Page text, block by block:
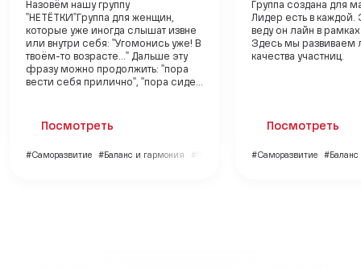
Назовём нашу группу
"НЕТЁТКИ"Группа для женщин,
которые уже иногда слышат извне
или внутри себя: "Угомонись уже! В
твоём-то возрасте..." Дальше эту
фразу можно продолжить: "пора
вести себя прилично", "пора сиде...
Посмотреть
#Саморазвитие #Баланс и гармония #Психология
Группа создана для
Лидер есть в каждой.
веду он лайн в
Здесь мы развиваем
качества участниц.
Посмотреть
#Саморазвитие